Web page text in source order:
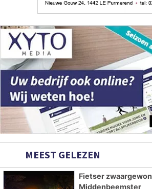
MEEST GELEZEN
Fietser
Middenbeemster